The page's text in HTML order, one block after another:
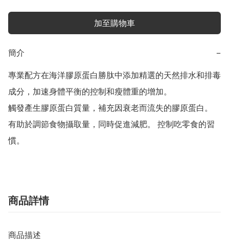
加至購物車
簡介 −
專業配方在海洋膠原蛋白勝肽中添加精選的天然排水和排毒
成分，加速身體平衡的控制和瘦體重的增加。
觸發產生膠原蛋白質量，補充因衰老而流失的膠原蛋白。
有助於調節食物攝取量，同時促進減肥。 控制吃零食的習
慣。
商品詳情
商品描述